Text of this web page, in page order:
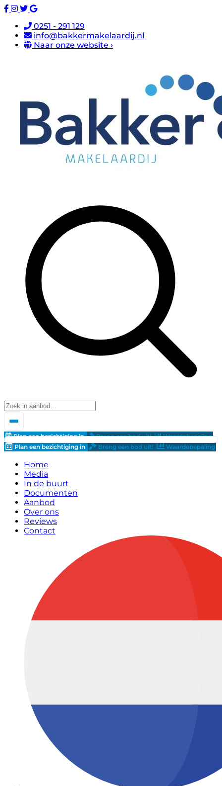
0251 - 291 129
info@bakkermakelaardij.nl
Naar onze website ›
Plan een bezichtiging in Breng een bod uit!
Waardebepaling
Plan een bezichtiging in
Breng een bod uit! Waardebepaling
Home
Media
In de buurt
Documenten
Aanbod
Over ons
Reviews
Contact